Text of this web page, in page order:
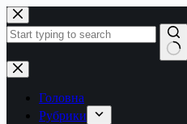
Перейти
до
вмісту
Немає
результатів
Головна
Рубрики